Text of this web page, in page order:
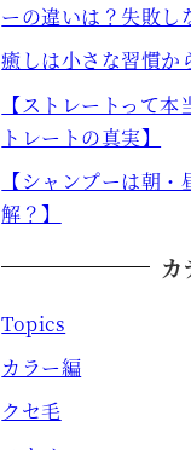
ーの違いは？失敗し
癒しは小さな習慣か
【ストレートって
トレートの真実】
【シャンプーは朝
解？】
カ
Topics
カラー編
クセ毛